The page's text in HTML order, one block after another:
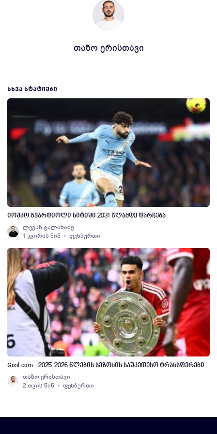
თაზო ერისთავი
ᲡᲮᲕᲐ ᲡᲢᲐᲢᲘᲔᲑᲘ
იოშკო გვარდიოლი სიტიში 2031 წლამდე დარჩება
ლევან ტალახაძე
1 კვირის წინ
ფეხბურთი
Goal.com - 2025-2026 წლების სეზონის საუკეთესო ტრანსფერები
თაზო ერისთავი
2 თვის წინ
ფეხბურთი